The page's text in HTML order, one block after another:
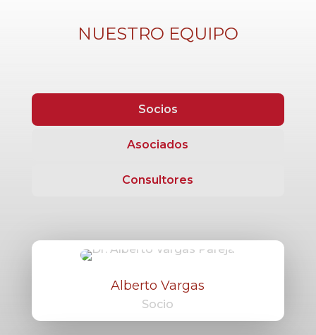
NUESTRO EQUIPO
Socios
Asociados
Consultores
Alberto Vargas
Socio